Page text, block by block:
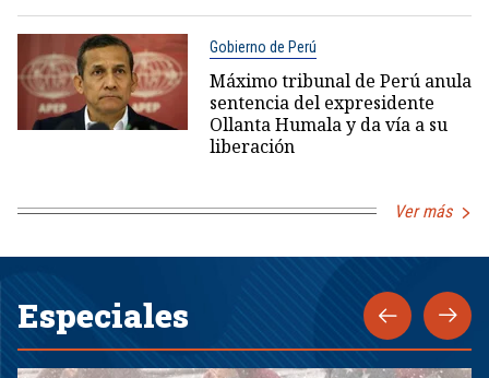
Gobierno de Perú
Máximo tribunal de Perú anula
sentencia del expresidente
Ollanta Humala y da vía a su
liberación
Ver más
Especiales